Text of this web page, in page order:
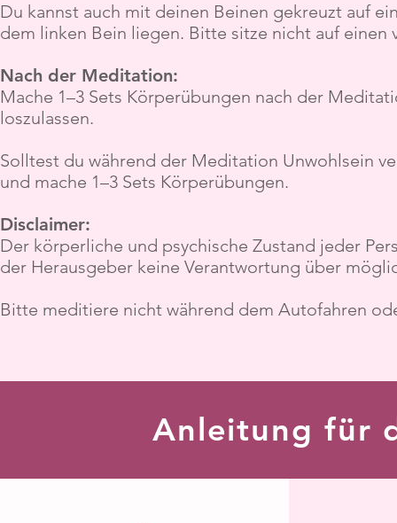
Du kannst auch mit deinen Beinen gekreuzt auf
dem linken Bein liegen. Bitte sitze nicht auf einen
Nach der Meditation:
Mache 1–3 Sets Körperübungen nach der
loszulassen.
Solltest du während der Meditation Unwohlsein
und mache 1–3 Sets Körperübungen.
Disclaimer:
Der körperliche und psychische Zustand jeder
der Herausgeber keine Verantwortung über
Bitte meditiere nicht während dem Autofahren
Anleitung für